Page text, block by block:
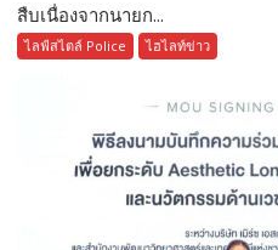
สืบเนื่องจากนายก...
ไลฟ์สไตล์ Police ไฮไลท์ข่าว